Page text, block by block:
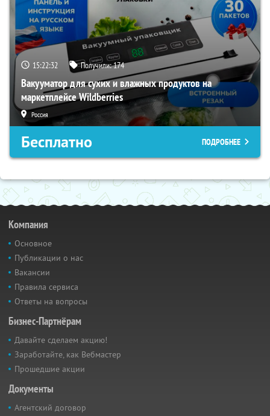
15:22:31 Получили:174
Вакууматор для сухих и влажных продуктов на
маркетплейсе Wildberries
Россия
Бесплатно ПОДРОБНЕЕ
Компания
Основное
Публикации о нас
Вакансии
Правила сервиса
Ответы на вопросы
Бизнес-Партнёрам
Давайте сделаем акцию!
Заработайте, как Вебмастер
Прошедшие акции
Документы
Агентский договор